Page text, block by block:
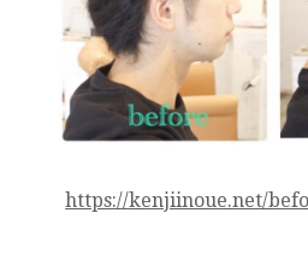
https://kenjiinoue.net/